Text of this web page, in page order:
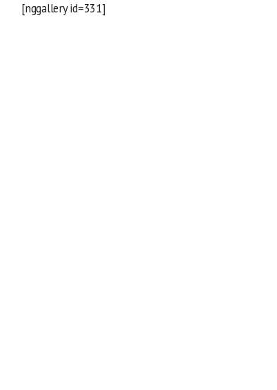
[nggallery id=331]